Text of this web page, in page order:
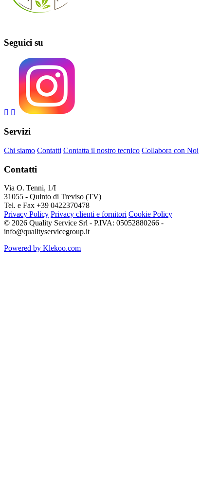
Seguici su
Servizi
Chi siamo Contatti Contatta il nostro tecnico Collabora con Noi
Contatti
Via O. Tenni, 1/I
31055 - Quinto di Treviso (TV)
Tel. e Fax +39 0422370478
Privacy Policy Privacy clienti e fornitori Cookie Policy
© 2026 Quality Service Srl - P.IVA: 05052880266 -
info@qualityservicegroup.it
Powered by Klekoo.com